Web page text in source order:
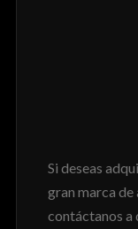
Si deseas
gran marca de
contáctanos a